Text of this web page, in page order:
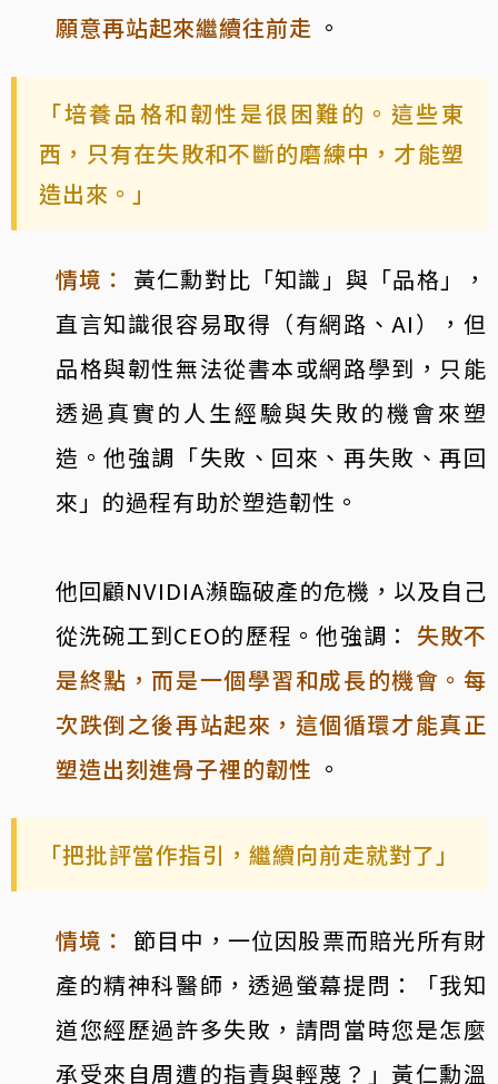
願意再站起來繼續往前走 。
「培養品格和韌性是很困難的。這些東
西，只有在失敗和不斷的磨練中，才能塑
造出來。」
情境： 黃仁勳對比「知識」與「品格」，
直言知識很容易取得（有網路、AI），但
品格與韌性無法從書本或網路學到，只能
透過真實的人生經驗與失敗的機會來塑
造。他強調「失敗、回來、再失敗、再回
來」的過程有助於塑造韌性。
他回顧NVIDIA瀕臨破產的危機，以及自己
從洗碗工到CEO的歷程。他強調： 失敗不
是終點，而是一個學習和成長的機會。每
次跌倒之後再站起來，這個循環才能真正
塑造出刻進骨子裡的韌性 。
「把批評當作指引，繼續向前走就對了」
情境： 節目中，一位因股票而賠光所有財
產的精神科醫師，透過螢幕提問：「我知
道您經歷過許多失敗，請問當時您是怎麼
承受來自周遭的指責與輕蔑？」黃仁勳溫